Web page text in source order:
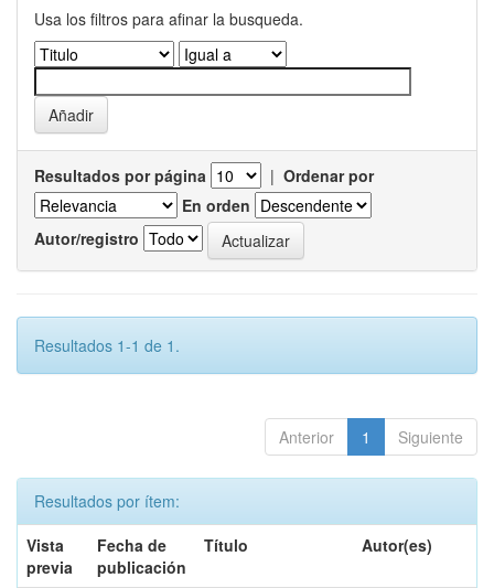
Usa los filtros para afinar la busqueda.
Resultados por página | Ordenar por
En orden
Autor/registro
Resultados 1-1 de 1.
Anterior 1 Siguiente
Resultados por ítem:
Vista
previa
Fecha de
publicación
Título Autor(es)